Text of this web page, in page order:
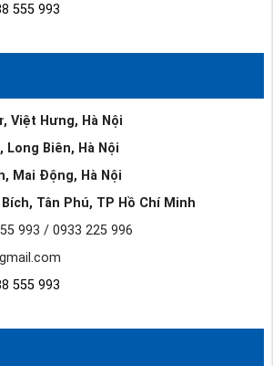
555 993
Việt Hưng, Hà Nội
Long Biên, Hà Nội
Mai Động, Hà Nội
Tân Phú, TP Hồ Chí Minh
993 / 0933 225 996
555 993